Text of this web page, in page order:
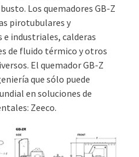
Los quemadores GB-Z
pirotubulares y
industriales, calderas
de fluido térmico y otros
El quemador GB-Z
que sólo puede
en soluciones de
Zeeco.